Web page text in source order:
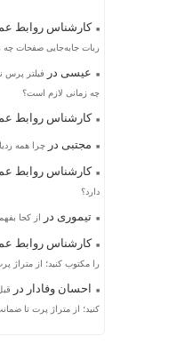
کارشناس روابط
ربات جابه‌جایی صفحات چه
عیسی در
فیلتر پرس
چه زمانی لازم است؟
کارشناس روابط
مجتبی در چرا همه
کارشناس روابط
دارد؟
تیموری در از کجا
کارشناس روابط
را مکتوب کنید؛ از متراژ
احسان وفادار در
کنید؛ از متراژ پرت تا